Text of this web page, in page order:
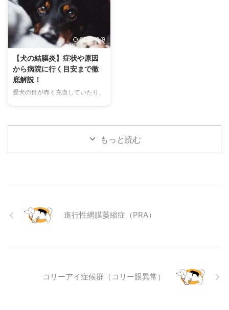
理解することは、愛チンチラとの
関係を深める上で非常に大切で
す。 この記事では、チンチラの
代表的な鳴き声の種類とその意味
鳴き声からわかるストレスや病気
のサイン、チンチラが鳴く理由を
理解して良好な関係を築くための
ヒントもご紹介します。 この記
ニ ...
る ...
2025/9/9
【犬の結膜炎】症状や原因
から病院に行く目安まで徹
底解説！
愛犬の目が赤く充血していたり、
る目の病気ですが、原因や症状は
さまざまです。 この記事では、
に動物病院に行くべきかどうかの
判断基準や、病院での治療内容に
もっと読む
進行性網膜萎縮症（PRA）
コリーアイ症候群（コリー眼異常）